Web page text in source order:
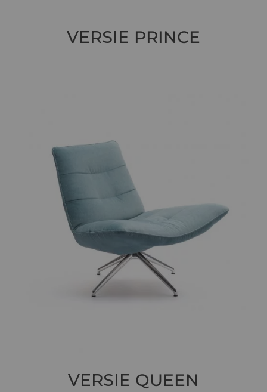
VERSIE PRINCE
VERSIE QUEEN